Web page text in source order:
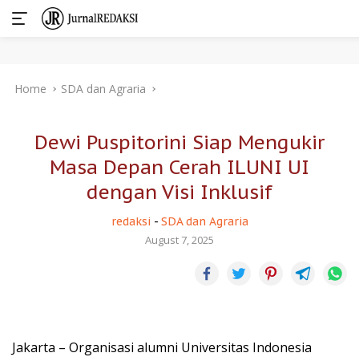
Home SDA dan Agraria
Dewi Puspitorini Siap Mengukir
Masa Depan Cerah ILUNI UI
dengan Visi Inklusif
redaksi - SDA dan Agraria
August 7, 2025
Jakarta – Organisasi alumni Universitas Indonesia